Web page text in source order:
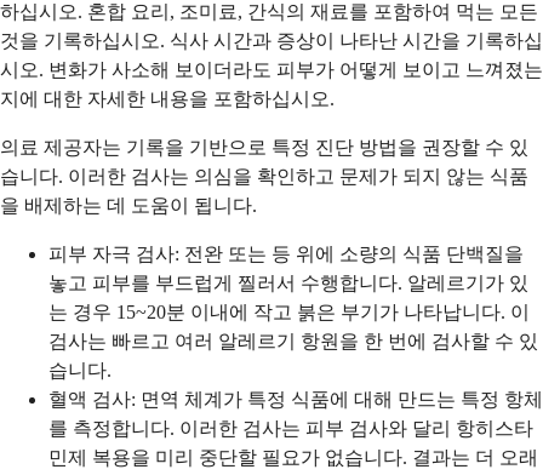
하십시오. 혼합 요리, 조미료, 간식의 재료를 포함하여 먹는 모든
것을 기록하십시오. 식사 시간과 증상이 나타난 시간을 기록하십
시오. 변화가 사소해 보이더라도 피부가 어떻게 보이고 느껴졌는
지에 대한 자세한 내용을 포함하십시오.
의료 제공자는 기록을 기반으로 특정 진단 방법을 권장할 수 있
습니다. 이러한 검사는 의심을 확인하고 문제가 되지 않는 식품
을 배제하는 데 도움이 됩니다.
피부 자극 검사: 전완 또는 등 위에 소량의 식품 단백질을
놓고 피부를 부드럽게 찔러서 수행합니다. 알레르기가 있
는 경우 15~20분 이내에 작고 붉은 부기가 나타납니다. 이
검사는 빠르고 여러 알레르기 항원을 한 번에 검사할 수 있
습니다.
혈액 검사: 면역 체계가 특정 식품에 대해 만드는 특정 항체
를 측정합니다. 이러한 검사는 피부 검사와 달리 항히스타
민제 복용을 미리 중단할 필요가 없습니다. 결과는 더 오래